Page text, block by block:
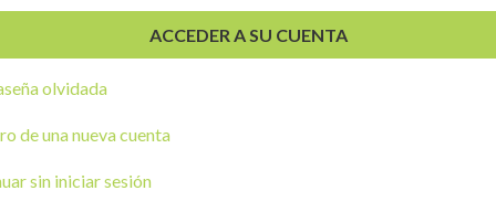
olvidada
de una nueva cuenta
sin iniciar sesión
a state agency or organization